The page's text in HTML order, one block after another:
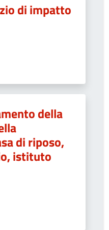
di impatto
della
di riposo,
istituto